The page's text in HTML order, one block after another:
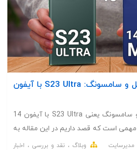
مقایسه پرچمداران اپل و سامسونگ: S23 Ultra با آیفون
مقایسه پرچمداران اپل و سامسونگ یعنی S23 Ultra با آیفون 14
است که قصد داریم در این مقاله به
مدیرسایت وبلاگ نقد و بررسی
اخبار